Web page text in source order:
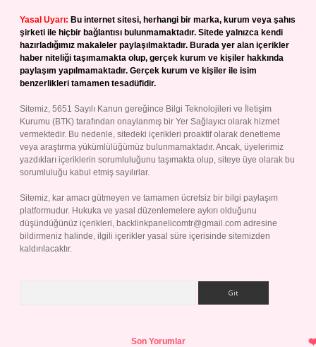
Yasal Uyarı: Bu internet sitesi, herhangi bir marka, kurum veya şahıs
şirketi ile hiçbir bağlantısı bulunmamaktadır. Sitede yalnızca kendi
hazırladığımız makaleler paylaşılmaktadır. Burada yer alan içerikler
haber niteliği taşımamakta olup, gerçek kurum ve kişiler hakkında
paylaşım yapılmamaktadır. Gerçek kurum ve kişiler ile isim
benzerlikleri tamamen tesadüfidir.
Sitemiz, 5651 Sayılı Kanun gereğince Bilgi Teknolojileri ve İletişim
Kurumu (BTK) tarafından onaylanmış bir Yer Sağlayıcı olarak hizmet
vermektedir. Bu nedenle, sitedeki içerikleri proaktif olarak denetleme
veya araştırma yükümlülüğümüz bulunmamaktadır. Ancak, üyelerimiz
yazdıkları içeriklerin sorumluluğunu taşımakta olup, siteye üye olarak bu
sorumluluğu kabul etmiş sayılırlar.
Sitemiz, kar amacı gütmeyen ve tamamen ücretsiz bir bilgi paylaşım
platformudur. Hukuka ve yasal düzenlemelere aykırı olduğunu
düşündüğünüz içerikleri, backlinkpanelicomtr@gmail.com adresine
bildirmeniz halinde, ilgili içerikler yasal süre içerisinde sitemizden
kaldırılacaktır.
Son Yorumlar